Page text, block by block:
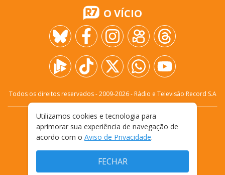
O VÍCIO
Todos os direitos reservados - 2009-2026- Rádio e Televisão Record S.A
FALE CONOSCO
PRIVACIDADE
TERMOS E CONDIÇÕES DE USO
Utilizamos cookies e tecnologia para
aprimorar sua experiência de navegação de
acordo com o Aviso de Privacidade.
FECHAR